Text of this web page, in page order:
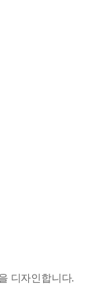
디자인합니다.